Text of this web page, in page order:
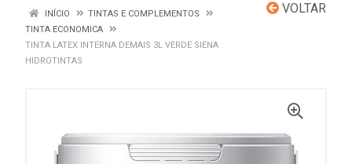
VOLTAR
INÍCIO
TINTAS E COMPLEMENTOS
TINTA ECONOMICA
TINTA LATEX INTERNA DEMAIS 3L VERDE SIENA
HIDROTINTAS